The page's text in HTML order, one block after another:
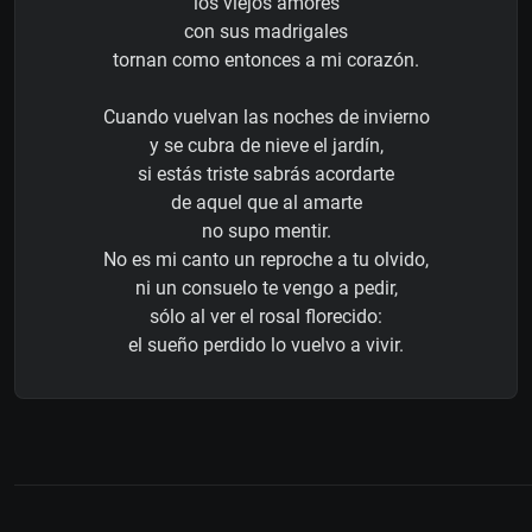
con sus madrigales
tornan como entonces a mi corazón.
Cuando vuelvan las noches de invierno
y se cubra de nieve el jardín,
si estás triste sabrás acordarte
de aquel que al amarte
no supo mentir.
No es mi canto un reproche a tu olvido,
ni un consuelo te vengo a pedir,
sólo al ver el rosal florecido:
el sueño perdido lo vuelvo a vivir.